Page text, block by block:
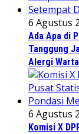
6 Agustus
Ada Apa di
Tanggung
Alergi
6 Agustus
Komisi X